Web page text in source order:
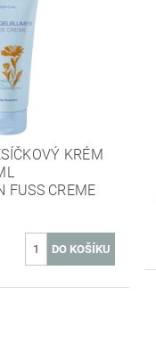
KRÉM
FUSS CREME